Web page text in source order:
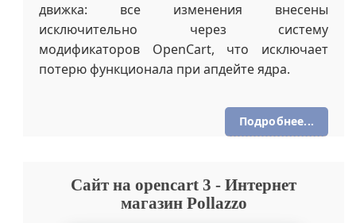
движка: все изменения внесены
исключительно через систему
модификаторов OpenCart, что исключает
потерю функционала при апдейте ядра.
Подробнее...
Сайт на opencart 3 - Интернет
магазин Pollazzo